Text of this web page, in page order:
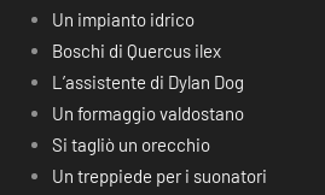
Un impianto idrico
Boschi di Quercus ilex
L’assistente di Dylan Dog
Un formaggio valdostano
Si tagliò un orecchio
Un treppiede per i suonatori